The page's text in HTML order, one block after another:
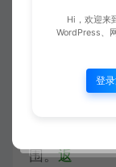
且更易自学
围。返
Hi，欢迎来
WordPress、
登